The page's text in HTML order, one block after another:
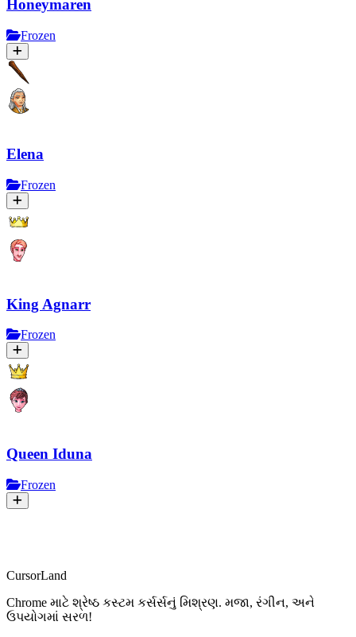
Honeymaren
Frozen
Elena
Frozen
King Agnarr
Frozen
Queen Iduna
Frozen
CursorLand
Chrome માટે શ્રેષ્ઠ કસ્ટમ કર્સર્સનું મિશ્રણ. મજા, રંગીન, અને
ઉપયોગમાં સરળ!